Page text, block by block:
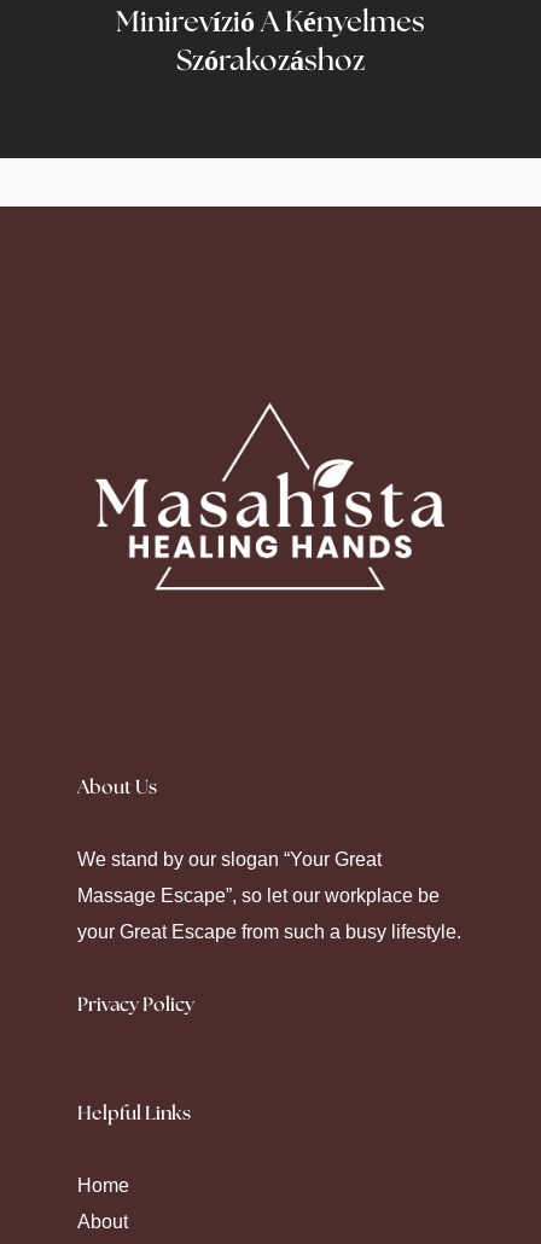
Minirevízió A Kényelmes
Szórakozáshoz
away. Seeking
pharmacy platforms offer diverse ways to
manage health through strategic
medication.
About Us
We stand by our slogan “Your Great
Massage Escape”, so let our workplace be
your Great Escape from such a busy lifestyle.
Privacy Policy
Helpful Links
Home
About